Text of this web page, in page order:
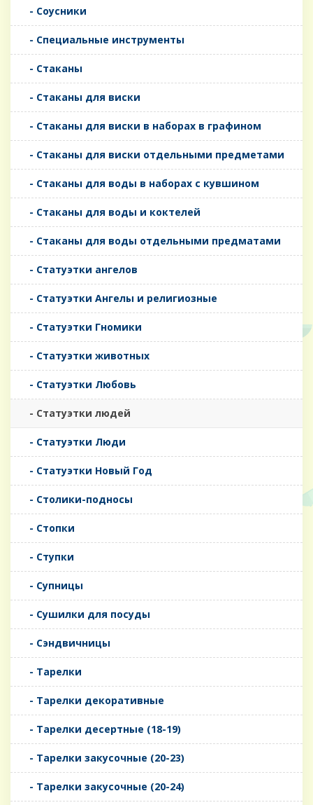
- Соусники
- Специальные инструменты
- Стаканы
- Стаканы для виски
- Стаканы для виски в наборах в графином
- Стаканы для виски отдельными предметами
- Стаканы для воды в наборах с кувшином
- Стаканы для воды и коктелей
- Стаканы для воды отдельными предматами
- Статуэтки ангелов
- Статуэтки Ангелы и религиозные
- Статуэтки Гномики
- Статуэтки животных
- Статуэтки Любовь
- Статуэтки людей
- Статуэтки Люди
- Статуэтки Новый Год
- Столики-подносы
- Стопки
- Ступки
- Супницы
- Сушилки для посуды
- Сэндвичницы
- Тарелки
- Тарелки декоративные
- Тарелки десертные (18-19)
- Тарелки закусочные (20-23)
- Тарелки закусочные (20-24)